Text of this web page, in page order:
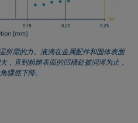
所需的力。液滴在金属配件和固体表面
，直到粗糙表面的凹槽处被润湿为止，
骤然下降。